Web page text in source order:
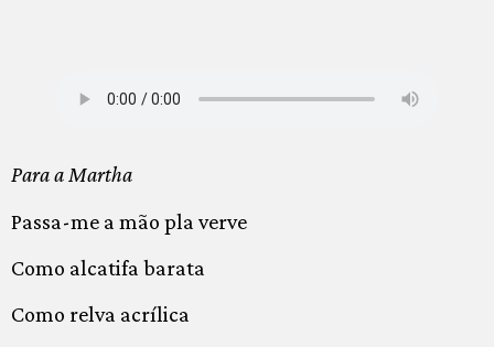
Para a Martha
Passa-me a mão pla verve
Como alcatifa barata
Como relva acrílica